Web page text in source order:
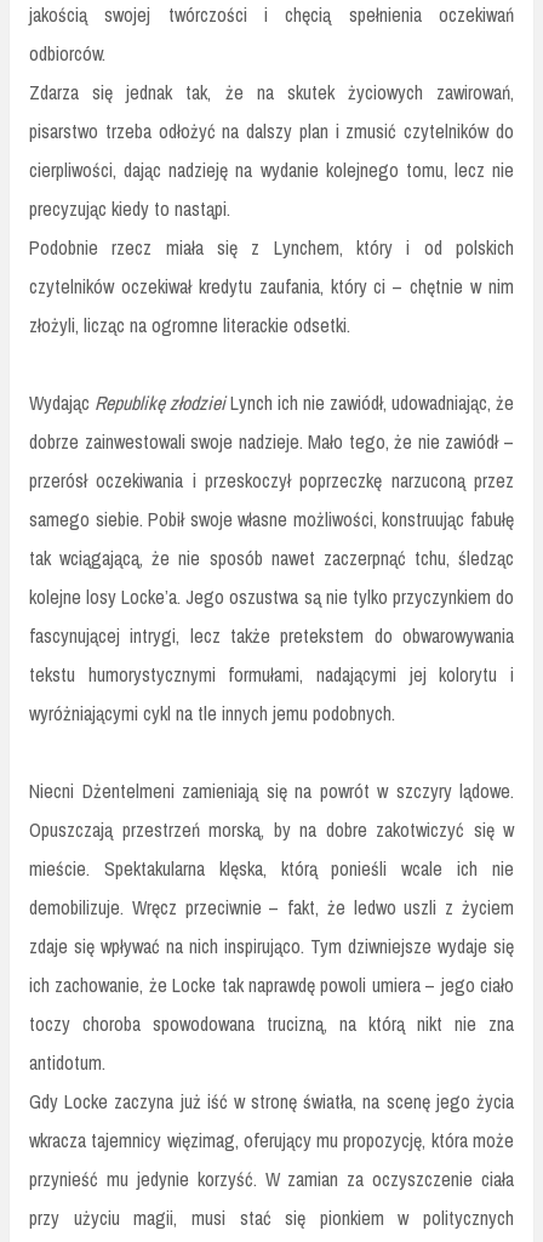
jakością swojej twórczości i chęcią spełnienia oczekiwań
odbiorców.
Zdarza się jednak tak, że na skutek życiowych zawirowań,
pisarstwo trzeba odłożyć na dalszy plan i zmusić czytelników do
cierpliwości, dając nadzieję na wydanie kolejnego tomu, lecz nie
precyzując kiedy to nastąpi.
Podobnie rzecz miała się z Lynchem, który i od polskich
czytelników oczekiwał kredytu zaufania, który ci – chętnie w nim
złożyli, licząc na ogromne literackie odsetki.
Wydając Republikę złodzieiLynch ich nie zawiódł, udowadniając, że
dobrze zainwestowali swoje nadzieje. Mało tego, że nie zawiódł –
przerósł oczekiwania i przeskoczył poprzeczkę narzuconą przez
samego siebie. Pobił swoje własne możliwości, konstruując fabułę
tak wciągającą, że nie sposób nawet zaczerpnąć tchu, śledząc
kolejne losy Locke’a. Jego oszustwa są nie tylko przyczynkiem do
fascynującej intrygi, lecz także pretekstem do obwarowywania
tekstu humorystycznymi formułami, nadającymi jej kolorytu i
wyróżniającymi cykl na tle innych jemu podobnych.
Niecni Dżentelmeni zamieniają się na powrót w szczyry lądowe.
Opuszczają przestrzeń morską, by na dobre zakotwiczyć się w
mieście. Spektakularna klęska, którą ponieśli wcale ich nie
demobilizuje. Wręcz przeciwnie – fakt, że ledwo uszli z życiem
zdaje się wpływać na nich inspirująco. Tym dziwniejsze wydaje się
ich zachowanie, że Locke tak naprawdę powoli umiera – jego ciało
toczy choroba spowodowana trucizną, na którą nikt nie zna
antidotum.
Gdy Locke zaczyna już iść w stronę światła, na scenę jego życia
wkracza tajemnicy więzimag, oferujący mu propozycję, która może
przynieść mu jedynie korzyść. W zamian za oczyszczenie ciała
przy użyciu magii, musi stać się pionkiem w politycznych